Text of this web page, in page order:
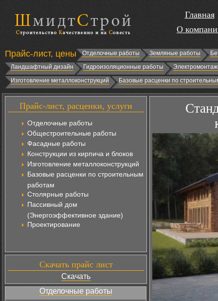
Главная
О
Прайс-лист, цены Отделочные работы Земляные работы
Ландшафтный дизайн
Гидроизоляционные работы
Изготовление металлоконструкций
Базовые расценки по
Прайс-лист, расценки, услуги
Отделочные работы
Общестроительные работы
Фасадные работы
Конструкции из кирпича и блоков
Изготовление металлоконструкций
Базовые расценки по строительным
работам
Столярные работы
Пассивный дом
(Энергоэффективное здание)
Проектирование
Скачать прайс лист
Скачать
Отделочные работы